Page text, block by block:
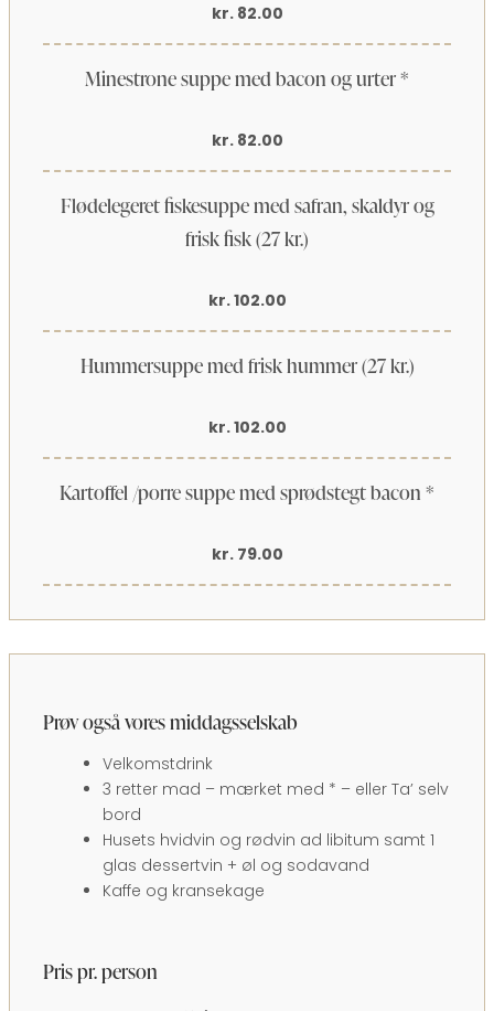
kr. 82.00
Minestrone suppe med bacon og urter *
kr. 82.00
Flødelegeret fiskesuppe med safran, skaldyr og
frisk fisk (27 kr.)
kr. 102.00
Hummersuppe med frisk hummer (27 kr.)
kr. 102.00
Kartoffel /porre suppe med sprødstegt bacon *
kr. 79.00
Prøv også vores middagsselskab
Velkomstdrink
3 retter mad – mærket med * – eller Ta’ selv
bord
Husets hvidvin og rødvin ad libitum samt 1
glas dessertvin + øl og sodavand
Kaffe og kransekage
Pris pr. person